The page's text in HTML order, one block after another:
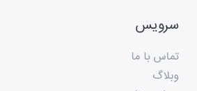
سرویس
تماس با ما
وبلاگ